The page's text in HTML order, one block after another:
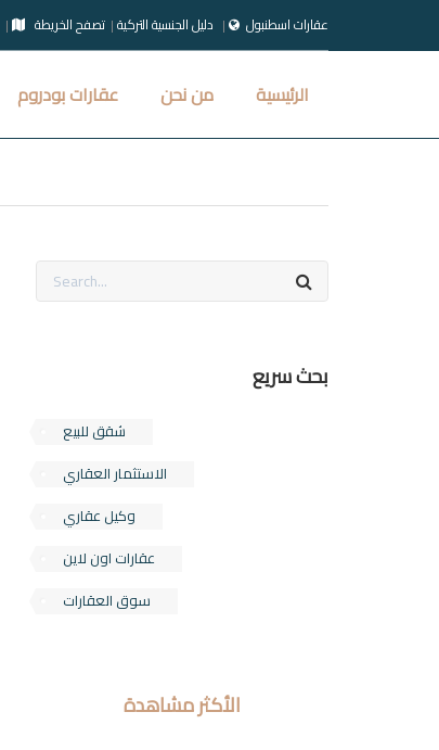
تصفح الخريطة عقارات اسطنبول
الرئيسية من نحن عقارات بودروم
بحث سريع
شقق للبيع
الاستثمار العقاري
وكيل عقاري
عقارات اون لاين
سوق العقارات
الأكثر مشاهدة